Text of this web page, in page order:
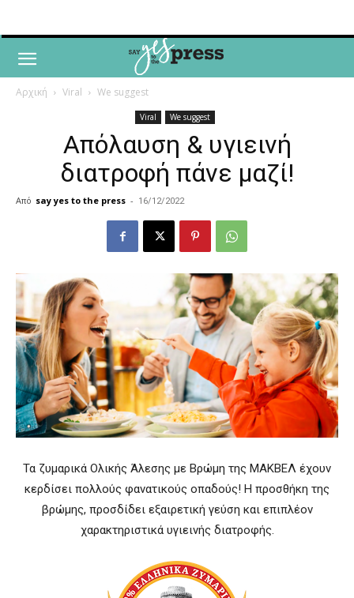
Αρχική Viral We suggest
Viral We suggest
Απόλαυση & υγιεινή
διατροφή πάνε μαζί!
Από say yes to the press - 16/12/2022
Τα ζυμαρικά Ολικής Άλεσης με Βρώμη της ΜΑΚΒΕΛ έχουν
κερδίσει πολλούς φανατικούς οπαδούς! Η προσθήκη της
βρώμης, προσδίδει εξαιρετική γεύση και επιπλέον
χαρακτηριστικά υγιεινής διατροφής.